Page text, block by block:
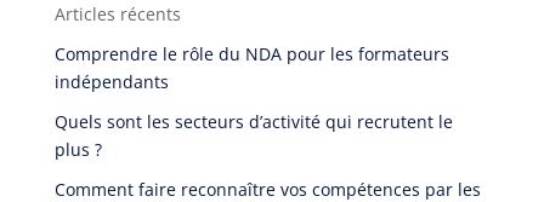
Articles récents
Comprendre le rôle du NDA pour les formateurs
indépendants
Quels sont les secteurs d’activité qui recrutent le
plus ?
Comment faire reconnaître vos compétences par les